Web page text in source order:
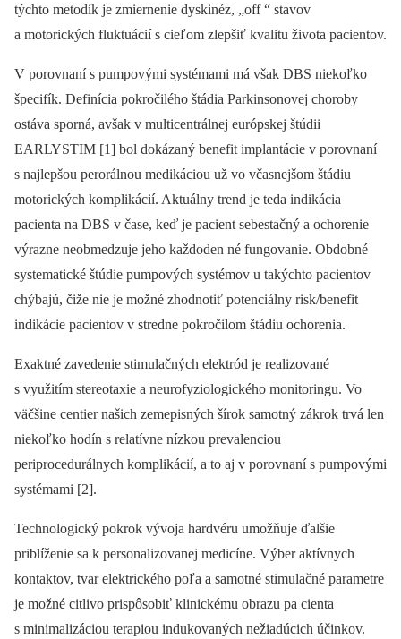
týchto metodík je zmiernenie dyskinéz, „off “ stavov
a motorických fluktuácií s cieľom zlepšiť kvalitu života pacientov.
V porovnaní s pumpovými systémami má však DBS niekoľko
špecifík. Definícia pokročilého štádia Parkinsonovej choroby
ostáva sporná, avšak v multicentrálnej európskej štúdii
EARLYSTIM [1] bol dokázaný benefit implantácie v porovnaní
s najlepšou perorálnou medikáciou už vo včasnejšom štádiu
motorických komplikácií. Aktuálny trend je teda indikácia
pacienta na DBS v čase, keď je pacient sebestačný a ochorenie
výrazne neobmedzuje jeho každoden né fungovanie. Obdobné
systematické štúdie pumpových systémov u takýchto pacientov
chýbajú, čiže nie je možné zhodnotiť potenciálny risk/benefit
indikácie pacientov v stredne pokročilom štádiu ochorenia.
Exaktné zavedenie stimulačných elektród je realizované
s využitím stereotaxie a neurofyziologického monitoringu. Vo
väčšine centier našich zemepisných šírok samotný zákrok trvá len
niekoľko hodín s relatívne nízkou prevalenciou
periprocedurálnych komplikácií, a to aj v porovnaní s pumpovými
systémami [2].
Technologický pokrok vývoja hardvéru umožňuje ďalšie
priblíženie sa k personalizovanej medicíne. Výber aktívnych
kontaktov, tvar elektrického poľa a samotné stimulačné parametre
je možné citlivo prispôsobiť klinickému obrazu pa cienta
s minimalizáciou terapiou indukovaných nežiadúcich účinkov.